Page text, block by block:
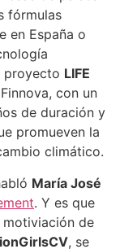
fórmulas
en España o
proyecto LIFE
con un
de duración y
promueven la
climático.
María José
. Y es que
motiviación de
, se